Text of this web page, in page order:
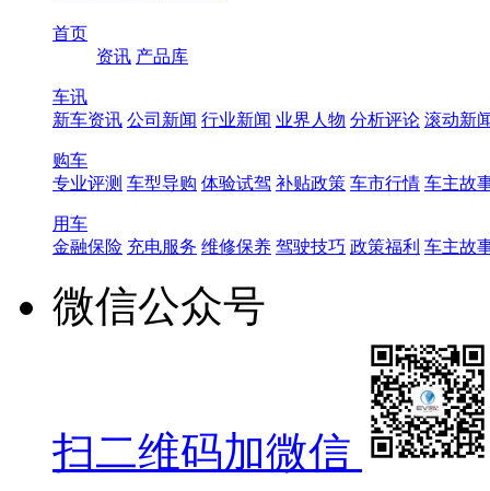
首页
资讯 产品库
车讯
新车资讯 公司新闻 行业新闻 业界人物 分析评论 滚动新
购车
专业评测 车型导购 体验试驾 补贴政策 车市行情 车主故
用车
金融保险 充电服务 维修保养 驾驶技巧 政策福利 车主故
微信公众号
扫二维码加微信